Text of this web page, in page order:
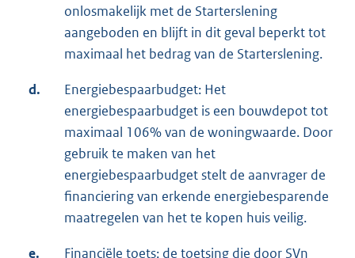
onlosmakelijk met de Starterslening
aangeboden en blijft in dit geval beperkt tot
maximaal het bedrag van de Starterslening.
d.
Energiebespaarbudget: Het
energiebespaarbudget is een bouwdepot tot
maximaal 106% van de woningwaarde. Door
gebruik te maken van het
energiebespaarbudget stelt de aanvrager de
financiering van erkende energiebesparende
maatregelen van het te kopen huis veilig.
e.
Financiële toets; de toetsing die door SVn